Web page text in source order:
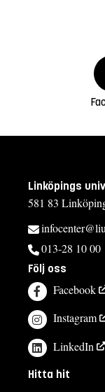
Linköpings
581 83
013-28 10 00
Följ oss
Facebook
Instagram
LinkedIn
Hitta hit